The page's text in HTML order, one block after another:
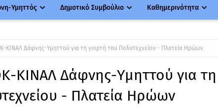
Υμηττός Δημοτικό Συμβούλιο Καθημερινότητα
ΚΙΝΑΛ Δάφνης-Υμηττού για τη γιορτή του Πολυτεχνείου - Πλατεία Ηρώων
ΚΙΝΑΛ Δάφνης-Υμηττού για τη
- Πλατεία Ηρώων